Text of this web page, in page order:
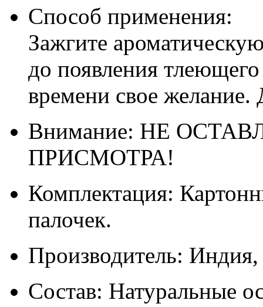
Способ применения:
Зажгите
до появления
времени свое желание.
Внимание: НЕ
ПРИСМОТРА!
Комплектация:
палочек.
Производитель:
Состав: Натуральные